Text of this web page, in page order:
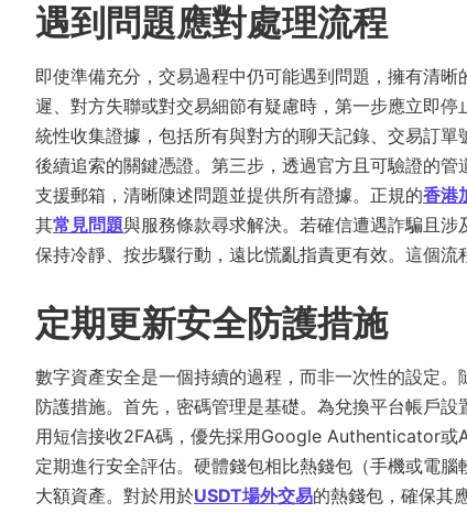
遇到問題應對處理流程
即使準備充分，交易過程中仍可能遇到問題，擁有清
遲、對方失聯或對交易細節有疑慮時，第一步應立即
統性收集證據，包括所有與對方的聊天記錄、交易訂
後續追索的關鍵憑證。第三步，透過官方且可驗證的
支援郵箱，清晰陳述問題並提供所有證據。正規的香港
其常見問題與服務條款尋求解決。若確信遭遇詐騙且涉
保持冷靜、按步驟行動，遠比慌亂指責更有效。這個流
定期更新安全防護措施
數字資產安全是一個持續的過程，而非一次性的設定
防護措施。首先，密碼管理是基礎。為兌換平台帳戶
用短信接收2FA碼，優先採用Google Authenticator或
定期進行安全評估。硬體錢包相比熱錢包（手機或電
大額資產。對於用於USDT場外交易的熱錢包，確保其